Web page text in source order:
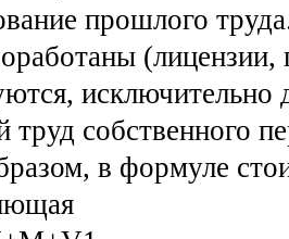
прошлого
(лицензии,
собственного
в формуле